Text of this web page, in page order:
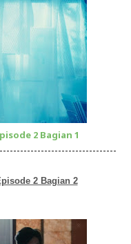
2 Bagian 1
2 Bagian 2